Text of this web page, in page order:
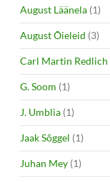
August Läänela (1)
August Õieleid (3)
Carl Martin Redlich
G. Soom (1)
J. Umblia (1)
Jaak Sõggel (1)
Juhan Mey (1)